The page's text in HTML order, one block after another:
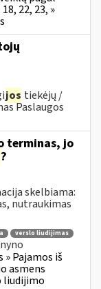
22, 23, »
jos tiekėjų /
Paslaugos
terminas, jo
?
skelbiama:
nutraukimas
verslo liudijimas
Pajamos iš
asmens
liudijimo